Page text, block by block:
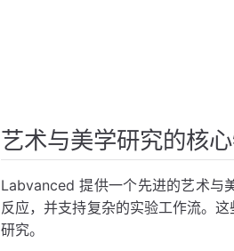
艺术与美学研究的核
Labvanced 提供一个先进的艺术与
反应，并支持复杂的实验工作流。
研究。